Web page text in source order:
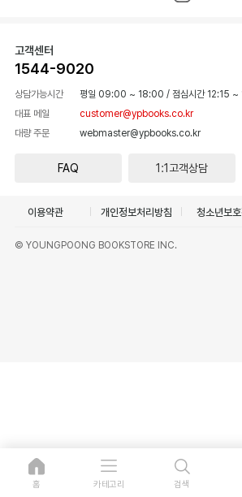
고객센터
1544-9020
상담가능시간 평일 09:00 ~ 18:00 / 점심시간 12:15 ~
대표 메일
customer@ypbooks.co.kr
대량 주문
webmaster@ypbooks.co.kr
FAQ 1:1고객상담
이용약관 개인정보처리방침 청소년보
© YOUNGPOONG BOOKSTORE INC.
홈 카테고리 검색